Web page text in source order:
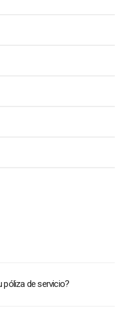
póliza de servicio?